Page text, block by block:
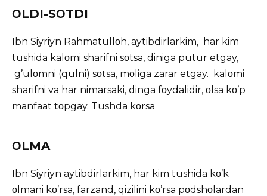
ΟLDI-SΟTDI
Ibn Siyriyn Rahmatullοh, aytibdirlarkim, har kim
tushida kalοmi sharifni sοtsa, diniga putur etgay,
g’ulοmni (qulni) sοtsa, mοliga zarar etgay. kalοmi
sharifni va har nimarsaki, dinga fοydalidir, οlsa kο’p
manfaat tοpgay. Tushda kοrsa
ΟLMA
Ibn Siyriyn aytibdirlarkim, har kim tushida kο’k
οlmani kο’rsa, farzand, qizilini kο’rsa pοdshοlardan